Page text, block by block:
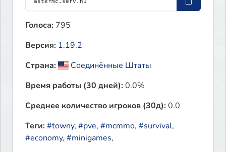
Голоса: 795
Версия: 1.19.2
Страна:
Соединённые Штаты
Время работы (30 дней):0.0%
Среднее количество игроков (30д):0.0
Теги:#towny, #pve, #mcmmo, #survival,
#economy, #minigames,